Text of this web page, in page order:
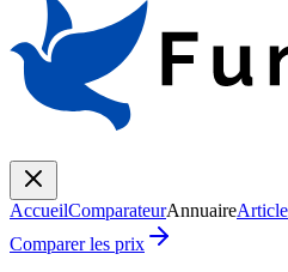
AccueilComparateurAnnuaire
Comparer les prix